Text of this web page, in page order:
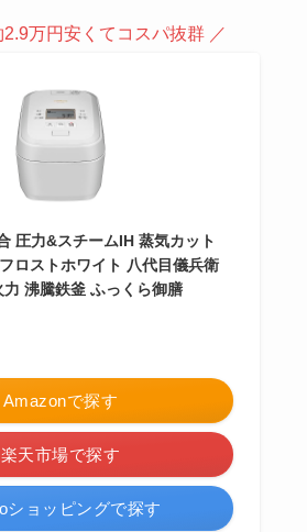
万円安くてコスパ抜群 ／
圧力&スチームIH 蒸気カット
ロストホワイト 八代目儀兵衛
沸騰鉄釜 ふっくら御膳
Amazonで探す
楽天市場で探す
ショッピングで探す